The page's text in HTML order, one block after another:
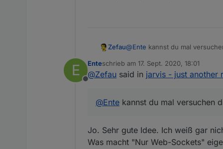
Ich verwende den integrierten
Zefau@Ente kannst du mal
E
Offline
Enteschrieb am 17. Sept. 2020, 18:01
zuletzt editiert von
@Zefau said in jarvis - just another
@Ente kannst du mal versuchen
Jo. Sehr gute Idee. Ich weiß gar
Was macht "Nur Web-Sockets"